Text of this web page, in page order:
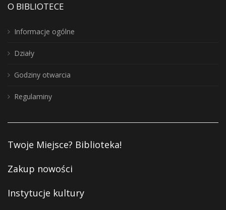
O BIBLIOTECE
Informacje ogólne
Działy
Godziny otwarcia
Regulaminy
Twoje Miejsce? Biblioteka!
Zakup nowości
Instytucje kultury